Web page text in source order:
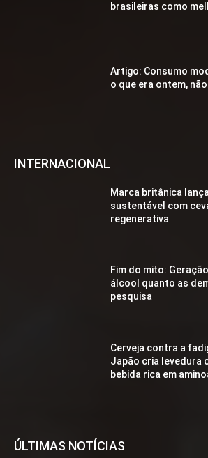
brasileiras como
Artigo: Consumo
o que era ontem,
INTERNACIONAL
Marca britânica
sustentável com
regenerativa
Fim do mito:
álcool quanto as
pesquisa
Cerveja contra a
Japão cria levedura
bebida rica em
ÚLTIMAS NOTÍCIAS